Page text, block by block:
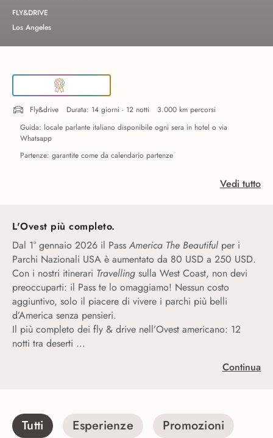
FLY&DRIVE
Los Angeles
Fly&drive Durata: 14 giorni - 12 notti
3.000 km percorsi
Guida: locale parlante italiano disponibile ogni sera in hotel o via
Whatsapp
Partenze: garantite come da calendario partenze
Vedi tutto
L'Ovest più completo.
Dal 1° gennaio 2026 il Pass America The Beautiful per i
Parchi Nazionali USA è aumentato da 80 USD a 250 USD.
Con i nostri itinerari Travelling sulla West Coast, non devi
preoccuparti: il Pass te lo omaggiamo! Nessun costo
aggiuntivo, solo il piacere di vivere i parchi più belli
d’America senza pensieri.
Il più completo dei fly & drive nell’Ovest americano: 12
notti tra deserti ...
Continua
Tutti Esperienze Promozioni